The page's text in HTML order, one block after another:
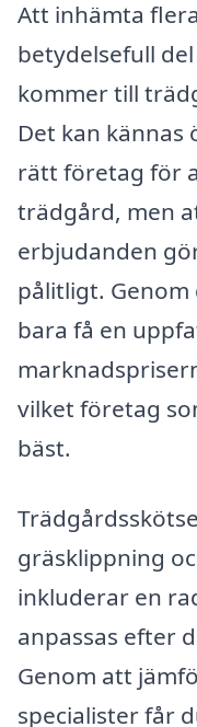
Att inhämta
betydelsefull
kommer till
Det kan kännas
rätt företag för
trädgård, men
erbjudanden
pålitligt.
bara få en
vilket företag
bäst.
gräsklippning
inkluderar en
anpassas efter
Genom att
specialister får